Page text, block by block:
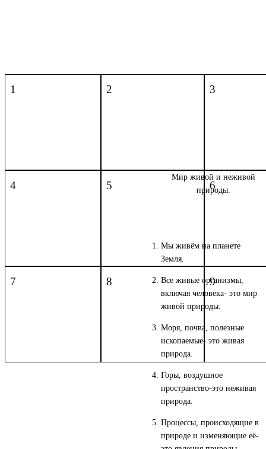
1 2 3
4 5 6
7 8 9
Мир живой и неживой
природы.
Мы живём на планете
Земля.
Все живые организмы,
включая человека- это мир
живой природы.
Моря, почва, полезные
ископаемые- это живая
природа.
Горы, воздушное
пространство-это неживая
природа.
Процессы, происходящие в
природе и изменяющие её-